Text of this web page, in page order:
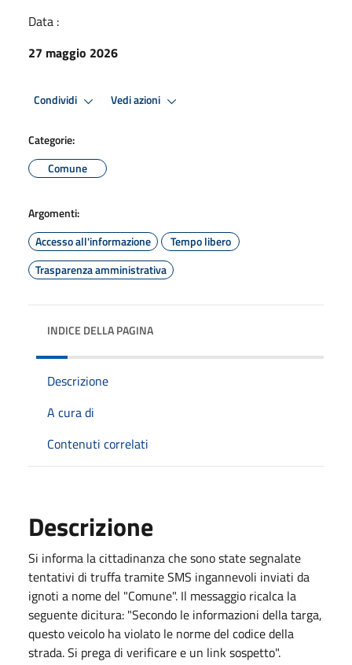
Data :
27 maggio 2026
Condividi Vedi azioni
Categorie:
Comune
Argomenti:
Accesso all'informazione
Tempo libero
Trasparenza amministrativa
INDICE DELLA PAGINA
Descrizione
A cura di
Contenuti correlati
Descrizione
Si informa la cittadinanza che sono state segnalate
tentativi di truffa tramite SMS ingannevoli inviati da
ignoti a nome del "Comune". Il messaggio ricalca la
seguente dicitura: "Secondo le informazioni della targa,
questo veicolo ha violato le norme del codice della
strada. Si prega di verificare e un link sospetto".